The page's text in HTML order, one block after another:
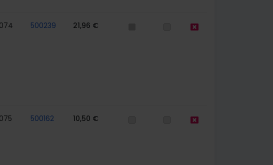
500239 21,96 €
500162 10,50 €